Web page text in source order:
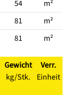
54
m²
81
m²
81 m²
Gewicht
kg/Stk.
Verr.
Einheit